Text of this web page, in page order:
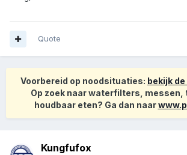
Quote
Voorbereid op noodsituaties: bekijk
Op zoek naar waterfilters, messen,
houdbaar eten? Ga dan naar
Kungfufox